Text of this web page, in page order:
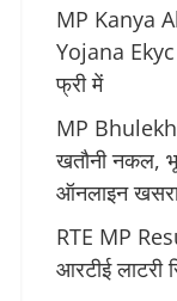
MP Kanya
Yojana
फ्री में
MP
खतौनी नकल,
ऑनलाइन
RTE MP
आरटीई लाटरी